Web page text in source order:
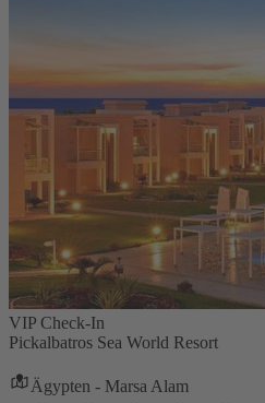
VIP Check-In
Pickalbatros Sea World Resort
Ägypten - Marsa Alam